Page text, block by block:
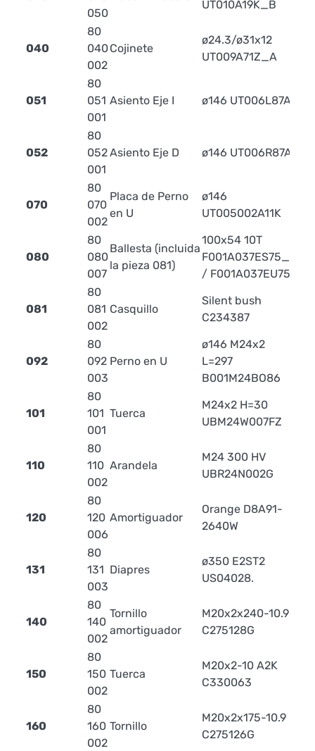
050
UT010A19K_B
040
80
040
002
Cojinete
ø24.3/ø31x12
UT009A71Z_A
051
80
051
001
Asiento Eje I ø146 UT006L87A
052
80
052
001
Asiento Eje D ø146 UT006R87A
070
80
070
002
Placa de Perno
en U
ø146
UT005002A11K
080
80
080
007
Ballesta (incluida
la pieza 081)
100x54 10T
F001A037ES75_C
/ F001A037EU75
081
80
081
002
Casquillo
Silent bush
C234387
092
80
092
003
Perno en U
ø146 M24x2
L=297
B001M24BO86
101
80
101
001
Tuerca
M24x2 H=30
UBM24W007FZ
110
80
110
002
Arandela
M24 300 HV
UBR24N002G
120
80
120
006
Amortiguador
Orange D8A91-
2640W
131
80
131
003
Diapres
ø350 E2ST2
US04028.
140
80
140
002
Tornillo
amortiguador
M20x2x240-10.9
C275128G
150
80
150
002
Tuerca
M20x2-10 A2K
C330063
160
80
160
002
Tornillo
M20x2x175-10.9
C275126G